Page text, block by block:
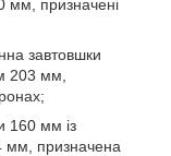
мм, призначені
завтовшки
203 мм,
160 мм із
мм, призначена